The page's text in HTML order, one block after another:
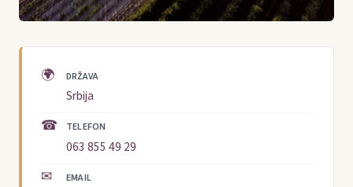
🌍 DRŽAVA
Srbija
☎ TELEFON
063 855 49 29
✉ EMAIL